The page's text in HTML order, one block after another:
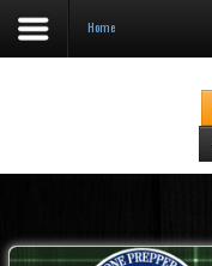
Prepper.it fa uso di cookies
Home